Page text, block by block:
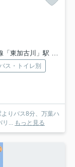
加古川」駅 徒歩27分
ス・トイレ別
りバス8分、万葉ハ
リ... もっと見る